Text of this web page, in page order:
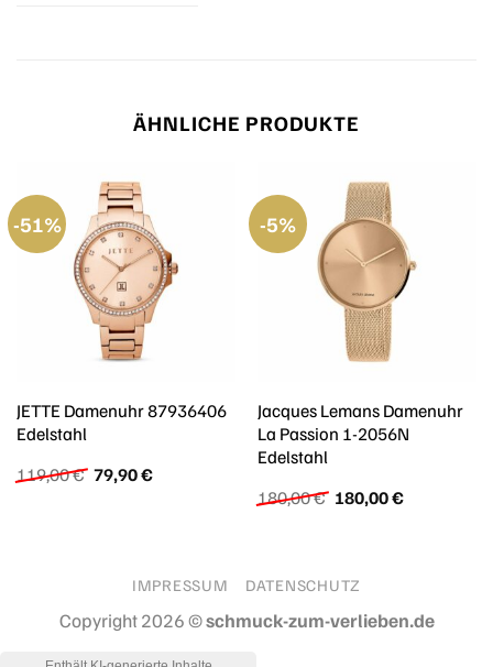
ÄHNLICHE PRODUKTE
-51%
JETTE Damenuhr 87936406
Edelstahl
119,00€ Ursprünglicher
Preis
79,90€Aktueller
-5%
Jacques Lemans Damenuhr
La Passion 1-2056N
Edelstahl
180,00€ Ursprünglicher
Preis
180,00€Aktueller
IMPRESSUM DATENSCHUTZ
Copyright 2026 ©schmuck-zum-verlieben.de